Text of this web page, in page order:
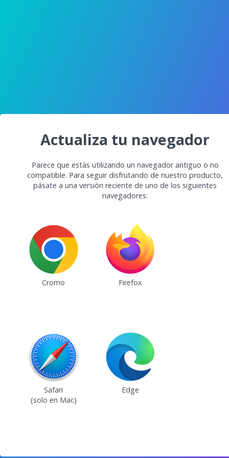
Actualiza tu navegador
Parece que estás utilizando un navegador antiguo o no
compatible. Para seguir disfrutando de nuestro producto,
pásate a una versión reciente de uno de los siguientes
navegadores:
Cromo Firefox
Safari
(solo en Mac)
Edge